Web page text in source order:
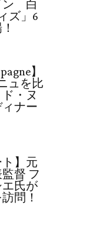
ン 白
ズ」6
】
ュを比
・ヌ
ナー
ト】元
督 フ
エ氏が
問！